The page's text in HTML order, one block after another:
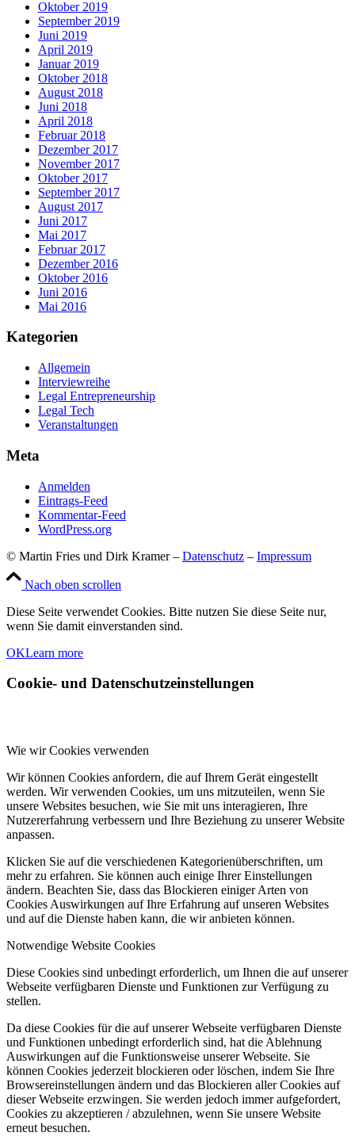
Oktober 2019
September 2019
Juni 2019
April 2019
Januar 2019
Oktober 2018
August 2018
Juni 2018
April 2018
Februar 2018
Dezember 2017
November 2017
Oktober 2017
September 2017
August 2017
Juni 2017
Mai 2017
Februar 2017
Dezember 2016
Oktober 2016
Juni 2016
Mai 2016
Kategorien
Allgemein
Interviewreihe
Legal Entrepreneurship
Legal Tech
Veranstaltungen
Meta
Anmelden
Eintrags-Feed
Kommentar-Feed
WordPress.org
© Martin Fries und Dirk Kramer – Datenschutz – Impressum
Nach oben scrollen
Diese Seite verwendet Cookies. Bitte nutzen Sie diese Seite nur,
wenn Sie damit einverstanden sind.
OKLearn more
Cookie- und Datenschutzeinstellungen
Wie wir Cookies verwenden
Wir können Cookies anfordern, die auf Ihrem Gerät eingestellt
werden. Wir verwenden Cookies, um uns mitzuteilen, wenn Sie
unsere Websites besuchen, wie Sie mit uns interagieren, Ihre
Nutzererfahrung verbessern und Ihre Beziehung zu unserer Website
anpassen.
Klicken Sie auf die verschiedenen Kategorienüberschriften, um
mehr zu erfahren. Sie können auch einige Ihrer Einstellungen
ändern. Beachten Sie, dass das Blockieren einiger Arten von
Cookies Auswirkungen auf Ihre Erfahrung auf unseren Websites
und auf die Dienste haben kann, die wir anbieten können.
Notwendige Website Cookies
Diese Cookies sind unbedingt erforderlich, um Ihnen die auf unserer
Webseite verfügbaren Dienste und Funktionen zur Verfügung zu
stellen.
Da diese Cookies für die auf unserer Webseite verfügbaren Dienste
und Funktionen unbedingt erforderlich sind, hat die Ablehnung
Auswirkungen auf die Funktionsweise unserer Webseite. Sie
können Cookies jederzeit blockieren oder löschen, indem Sie Ihre
Browsereinstellungen ändern und das Blockieren aller Cookies auf
dieser Webseite erzwingen. Sie werden jedoch immer aufgefordert,
Cookies zu akzeptieren / abzulehnen, wenn Sie unsere Website
erneut besuchen.